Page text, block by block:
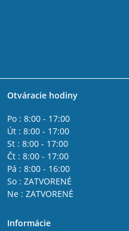
Otváracie hodiny
Po : 8:00 - 17:00
Út : 8:00 - 17:00
St : 8:00 - 17:00
Čt : 8:00 - 17:00
Pá : 8:00 - 16:00
So : ZATVORENÉ
Ne : ZATVORENÉ
Informácie